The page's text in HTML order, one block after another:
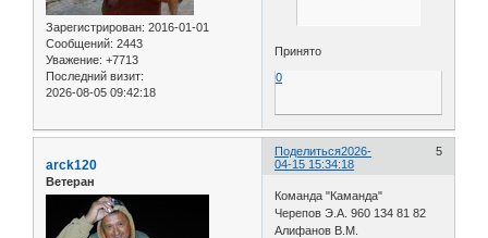
Зарегистрирован: 2016-01-01
Сообщений: 2443
Уважение: +7713
Последний визит:
2026-08-05 09:42:18
Принято
0
Поделиться 5
2026-
04-15 15:34:18
arck120
Ветеран
Команда "Каманда"
Черепов Э.А. 960 134 81 82
Алифанов В.М.